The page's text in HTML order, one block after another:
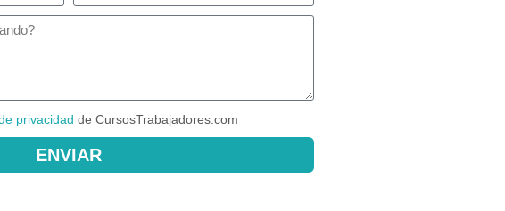
privacidad de CursosTrabajadores.com
ENVIAR